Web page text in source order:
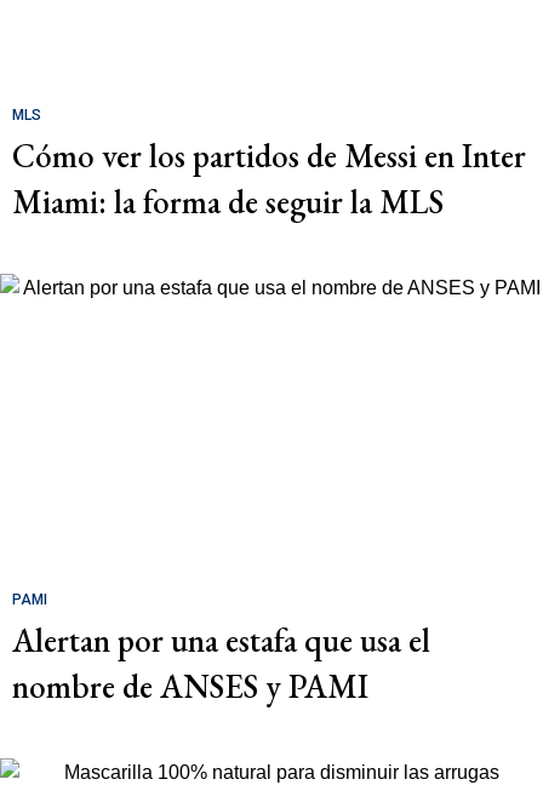
MLS
Cómo ver los partidos de Messi en Inter
Miami: la forma de seguir la MLS
PAMI
Alertan por una estafa que usa el
nombre de ANSES y PAMI